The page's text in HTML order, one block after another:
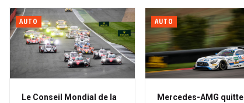
AUTO
Le Conseil Mondial de la
AUTO
Mercedes-AMG quitte